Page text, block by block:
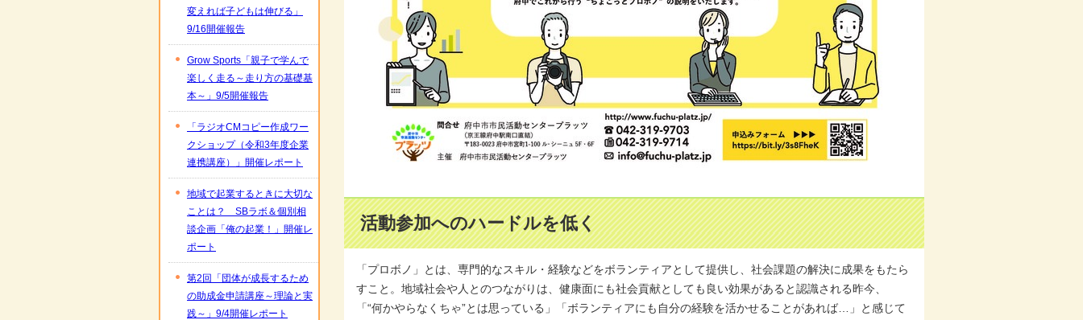
活動参加へのハードルを低く
「プロボノ」とは、専門的なスキル・経験などをボランティアとして提供し、社会課題の解決に成果をもたら
すこと。地域社会や人とのつながりは、健康面にも社会貢献としても良い効果があると認識される昨今、
「“何かやらなくちゃ”とは思っている」「ボランティアにも自分の経験を活かせることがあれば…」と感じて
変えれば子どもは伸びる」
9/16開催報告
Grow Sports「親子で学んで
楽しく走る～走り方の基礎基
本～」9/5開催報告
「ラジオCMコピー作成ワー
クショップ（令和3年度企業
連携講座）」開催レポート
地域で起業するときに大切な
ことは？ SBラボ＆個別相
談企画「俺の起業！」開催レ
ポート
第2回「団体が成長するため
の助成金申請講座～理論と実
践～」9/4開催レポート